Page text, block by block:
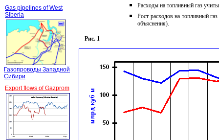
Gas pipelines of West
Siberia
Газопроводы Западной
Сибири
Export flows of Gazprom
Расходы на топливный газ
Рост расходов на топливный
объяснения).
Рис. 1